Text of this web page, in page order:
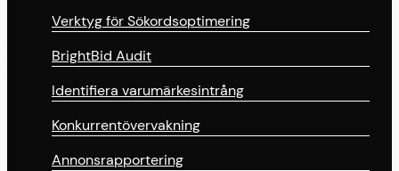
Verktyg för Sökordsoptimering
BrightBid Audit
Identifiera varumärkesintrång
Konkurrentövervakning
Annonsrapportering